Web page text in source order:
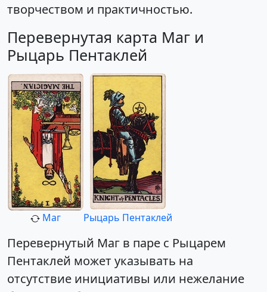
творчеством и практичностью.
Перевернутая карта Маг и
Рыцарь Пентаклей
Маг Рыцарь Пентаклей
Перевернутый Маг в паре с Рыцарем
Пентаклей может указывать на
отсутствие инициативы или нежелание